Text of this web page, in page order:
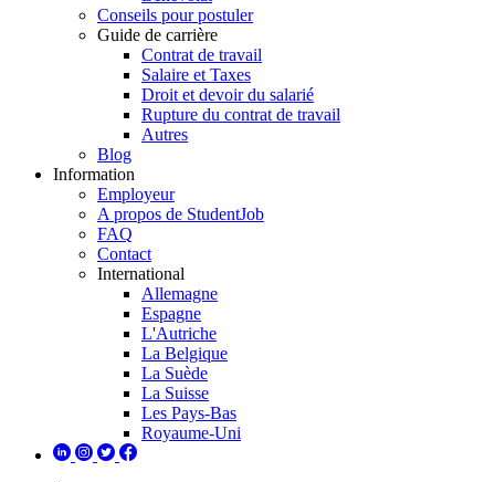
Conseils pour postuler
Guide de carrière
Contrat de travail
Salaire et Taxes
Droit et devoir du salarié
Rupture du contrat de travail
Autres
Blog
Information
Employeur
A propos de StudentJob
FAQ
Contact
International
Allemagne
Espagne
L'Autriche
La Belgique
La Suède
La Suisse
Les Pays-Bas
Royaume-Uni